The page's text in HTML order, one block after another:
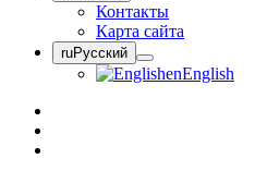
Контакты
Карта сайта
ruРусский
enEnglish